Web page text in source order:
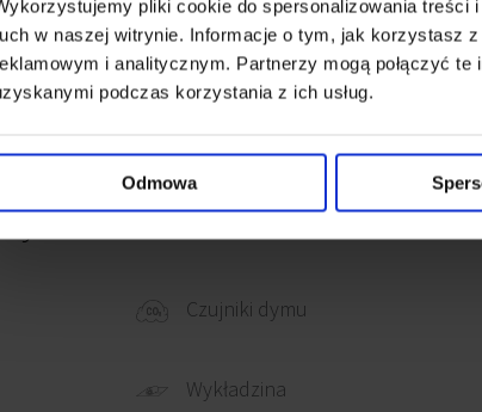
pliki cookie do spersonalizowania treści
w naszej witrynie. Informacje o tym, jak korzystasz
i analitycznym. Partnerzy mogą połączyć
podczas korzystania z ich usług.
Odmowa
wielu linii autobusowych i tramwajowych.
jest w pobliżu Galerii Mokotów,
rozrywkowo-handlowego stolicy.
Czujniki dymu
Wykładzina